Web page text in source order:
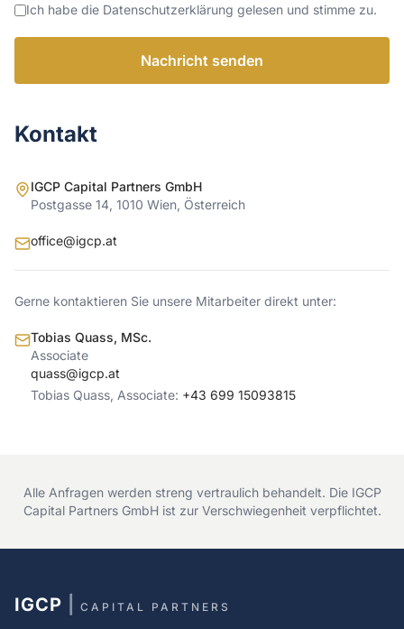
Ich habe die Datenschutzerklärung gelesen und stimme zu.
Nachricht senden
Kontakt
IGCP Capital Partners GmbH
Postgasse 14, 1010 Wien, Österreich
office@igcp.at
Gerne kontaktieren Sie unsere Mitarbeiter direkt unter:
Tobias Quass, MSc.
Associate
quass@igcp.at
Tobias Quass, Associate: +43 699 15093815
Alle Anfragen werden streng vertraulich behandelt. Die IGCP
Capital Partners GmbH ist zur Verschwiegenheit verpflichtet.
IGCP CAPITAL PARTNERS